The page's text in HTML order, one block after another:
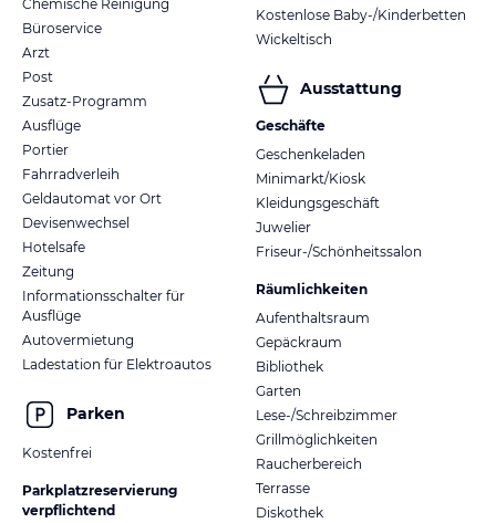
Chemische Reinigung
Büroservice
Arzt
Post
Zusatz-Programm
Ausflüge
Portier
Fahrradverleih
Geldautomat vor Ort
Devisenwechsel
Hotelsafe
Zeitung
Informationsschalter für
Ausflüge
Autovermietung
Ladestation für Elektroautos
Parken
Kostenfrei
Parkplatzreservierung
verpflichtend
Kostenlose Baby-/Kinderbetten
Wickeltisch
Ausstattung
Geschäfte
Geschenkeladen
Minimarkt/Kiosk
Kleidungsgeschäft
Juwelier
Friseur-/Schönheitssalon
Räumlichkeiten
Aufenthaltsraum
Gepäckraum
Bibliothek
Garten
Lese-/Schreibzimmer
Grillmöglichkeiten
Raucherbereich
Terrasse
Diskothek